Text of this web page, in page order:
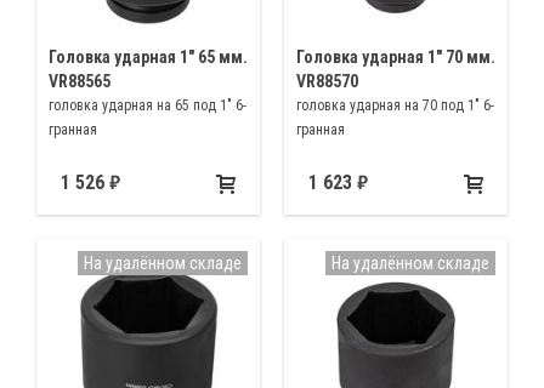
Головка ударная 1″ 65 мм.
VR88565
головка ударная на 65 под 1" 6-
гранная
1 526
Головка ударная 1″ 70 мм.
VR88570
головка ударная на 70 под 1" 6-
гранная
1 623
На удалённом складе На удалённом складе